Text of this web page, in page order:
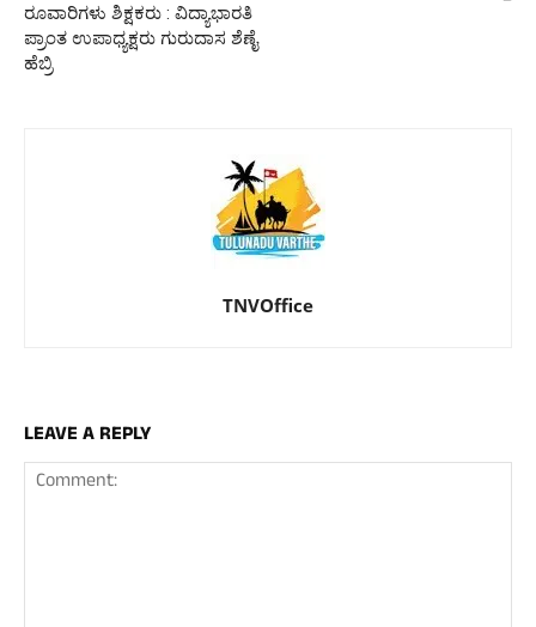
ರೂವಾರಿಗಳು ಶಿಕ್ಷಕರು : ವಿದ್ಯಾಭಾರತಿ
ಪ್ರಾಂತ ಉಪಾಧ್ಯಕ್ಷರು ಗುರುದಾಸ ಶೆಣೈ
ಹೆಬ್ರಿ
TNVOffice
LEAVE A REPLY